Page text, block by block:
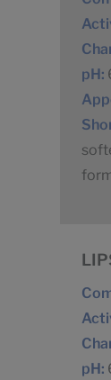
pH:
pH: